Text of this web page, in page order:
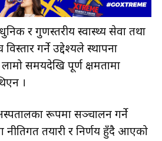
र गुणस्तरीय स्वास्थ्य सेवा तथा
गर्ने उद्देश्यले स्थापना
समयदेखि पूर्ण क्षमतामा
।
रूपमा सञ्चालन गर्ने
नीतिगत तयारी र निर्णय हुँदै आएको